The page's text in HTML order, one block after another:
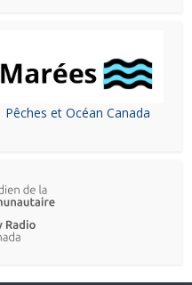
Pêches et Océan Canada